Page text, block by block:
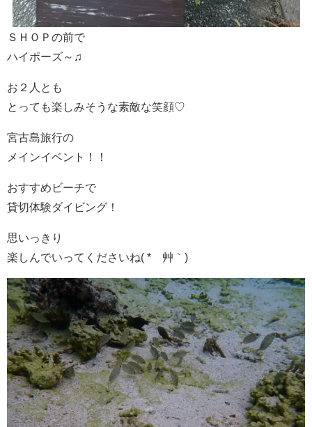
ＳＨＯＰの前で
ハイポーズ～♫
お２人とも
とっても楽しみそうな素敵な笑顔♡
宮古島旅行の
メインイベント！！
おすすめビーチで
貸切体験ダイビング！
思いっきり
楽しんでいってくださいね( *´艸｀)